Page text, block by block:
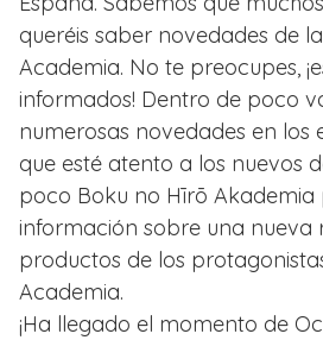
queréis saber novedades de
Academia. No te preocupes,
informados! Dentro de poco
numerosas novedades en los
que esté atento a los nuevos
poco Boku no Hīrō Akademia
información sobre una nueva
productos de los
Academia.
¡Ha llegado el momento de